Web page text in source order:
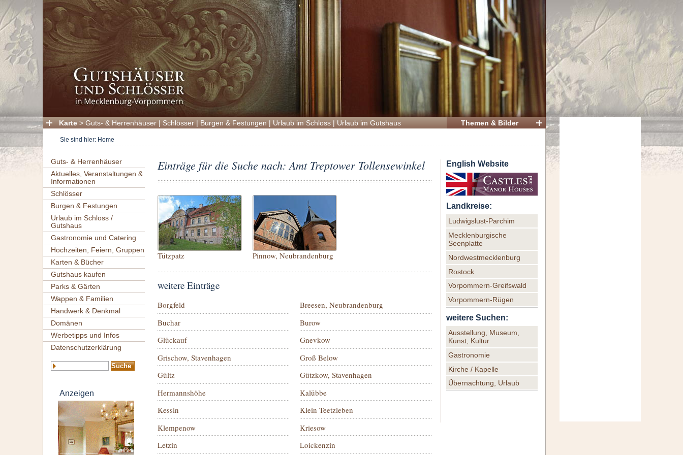
Themen & Bilder
Karte> Guts- & Herrenhäuser| Schlösser| Burgen & Festungen | Urlaub im Schloss| Urlaub im Gutshaus
Sie sind hier: Home
English Website
Landkreise:
Ludwigslust-Parchim
Mecklenburgische
Seenplatte
Nordwestmecklenburg
Rostock
Vorpommern-Greifswald
Vorpommern-Rügen
weitere Suchen:
Ausstellung, Museum,
Kunst, Kultur
Gastronomie
Kirche / Kapelle
Übernachtung, Urlaub
Guts- & Herrenhäuser
Aktuelles, Veranstaltungen &
Informationen
Schlösser
Burgen & Festungen
Urlaub im Schloss /
Gutshaus
Gastronomie und Catering
Hochzeiten, Feiern, Gruppen
Karten & Bücher
Gutshaus kaufen
Parks & Gärten
Wappen & Familien
Handwerk & Denkmal
Domänen
Werbetipps und Infos
Datenschutzerklärung
Anzeigen
Einträge für die Suche nach: Amt Treptower Tollensewinkel
Tützpatz Pinnow, Neubrandenburg
weitere Einträge
Borgfeld
Breesen, Neubrandenburg
Buchar
Burow
Glückauf
Gnevkow
Grischow, Stavenhagen
Groß Below
Gültz
Gützkow, Stavenhagen
Hermannshöhe
Kalübbe
Kessin
Klein Teetzleben
Klempenow
Kriesow
Letzin
Loickenzin